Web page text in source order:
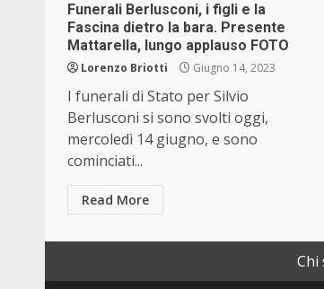
Funerali Berlusconi, i figli e la
Fascina dietro la bara. Presente
Mattarella, lungo applauso FOTO
Lorenzo Briotti Giugno 14, 2023
I funerali di Stato per Silvio
Berlusconi si sono svolti oggi,
mercoledì 14 giugno, e sono
cominciati...
Read More
Chi